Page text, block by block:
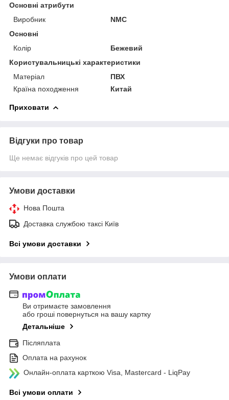
Основні атрибути
Виробник
NMC
Основні
Колір
Бежевий
Користувальницькі характеристики
Матеріал
ПВХ
Країна походження
Китай
Приховати
Відгуки про товар
Ще немає відгуків про цей товар
Умови доставки
Нова Пошта
Доставка службою таксі Київ
Всі умови доставки
Умови оплати
Ви отримаєте замовлення
або гроші повернуться на вашу картку
Детальніше
Післяплата
Оплата на рахунок
Онлайн-оплата карткою Visa, Mastercard - LiqPay
Всі умови оплати